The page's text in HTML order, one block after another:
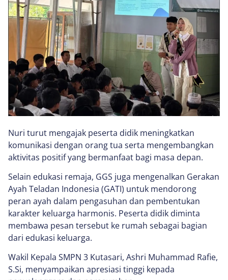
Nuri turut mengajak peserta didik meningkatkan
komunikasi dengan orang tua serta mengembangkan
aktivitas positif yang bermanfaat bagi masa depan.
Selain edukasi remaja, GGS juga mengenalkan Gerakan
Ayah Teladan Indonesia (GATI) untuk mendorong
peran ayah dalam pengasuhan dan pembentukan
karakter keluarga harmonis. Peserta didik diminta
membawa pesan tersebut ke rumah sebagai bagian
dari edukasi keluarga.
Wakil Kepala SMPN 3 Kutasari, Ashri Muhammad Rafie,
S.Si, menyampaikan apresiasi tinggi kepada